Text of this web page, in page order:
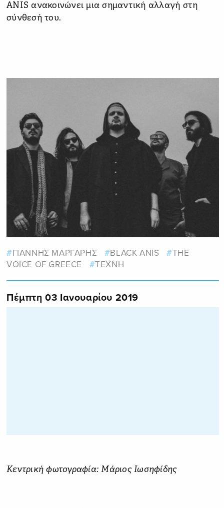
ANIS ανακοινώνει μια σημαντική αλλαγή στη
σύνθεσή του.
ΓΙΑΝΝΗΣ ΜΑΡΓΑΡΗΣ BLACK ANIS
THE
VOICE OF GREECE
ΤΕΧΝΗ
Πέμπτη 03 Ιανουαρίου 2019
Κεντρική φωτογραφία: Μάριος Ιωσηφίδης